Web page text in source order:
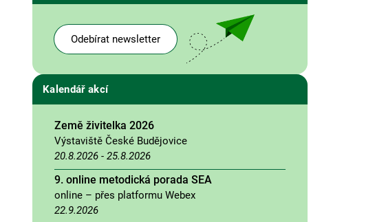
Odebírat newsletter
Kalendář akcí
Země živitelka 2026
Výstaviště České Budějovice
20.8.2026 - 25.8.2026
9. online metodická porada SEA
online – přes platformu Webex
22.9.2026